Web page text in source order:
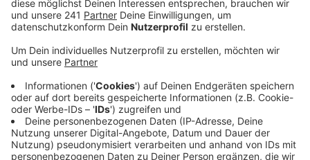
Unternehmen Curevac weiter aus. Das entwickelt
gerade einen eigenen mRNA-basierten Impfstoff
Veröffentlicht:Montag, 01.02.2021 11:18
Anzeige
Bis Ende des Jahres soll der Impfstoff von Curevac